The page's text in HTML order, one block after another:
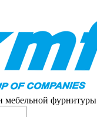
мебельной фурнитуры